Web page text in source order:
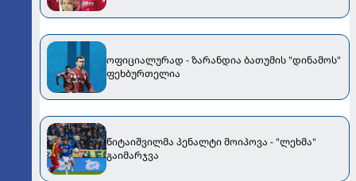
ოფიციალურად - ზარანდია ბათუმის "დინამოს"
ფეხბურთელია
წიტაიშვილმა პენალტი მოიპოვა - "ლეხმა"
გაიმარჯვა